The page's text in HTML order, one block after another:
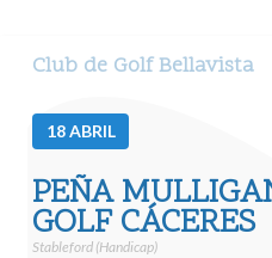
Club de Golf Bellavista
18ABRIL
PEÑA
GOLF CÁCERES
Stableford (Handicap)